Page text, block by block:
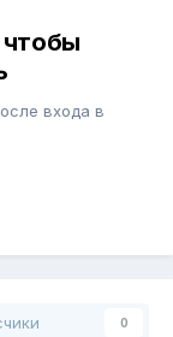
входа в
0